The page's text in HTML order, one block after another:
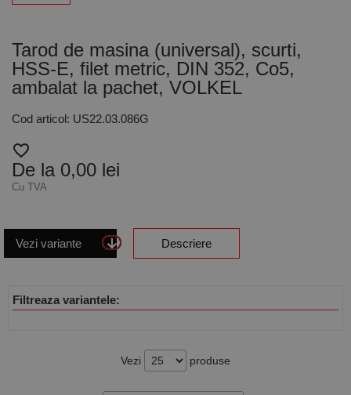
Tarod de masina (universal), scurti,
HSS-E, filet metric, DIN 352, Co5,
ambalat la pachet, VOLKEL
Cod articol: US22.03.086G
favorite_border
De la 0,00 lei
Cu TVA
Vezi variante Descriere
Filtreaza variantele:
Vezi produse